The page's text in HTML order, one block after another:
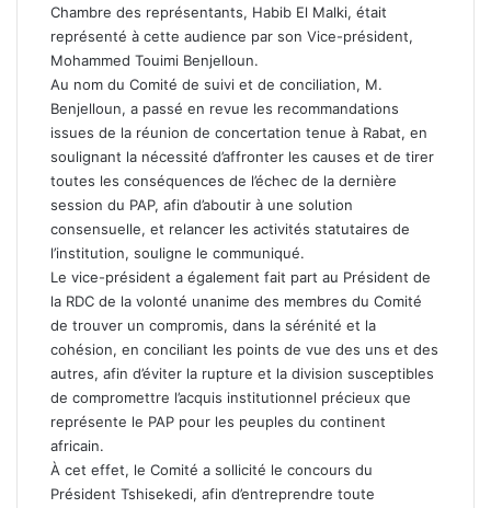
Chambre des représentants, Habib El Malki, était
représenté à cette audience par son Vice-président,
Mohammed Touimi Benjelloun.
Au nom du Comité de suivi et de conciliation, M.
Benjelloun, a passé en revue les recommandations
issues de la réunion de concertation tenue à Rabat, en
soulignant la nécessité d’affronter les causes et de tirer
toutes les conséquences de l’échec de la dernière
session du PAP, afin d’aboutir à une solution
consensuelle, et relancer les activités statutaires de
l’institution, souligne le communiqué.
Le vice-président a également fait part au Président de
la RDC de la volonté unanime des membres du Comité
de trouver un compromis, dans la sérénité et la
cohésion, en conciliant les points de vue des uns et des
autres, afin d’éviter la rupture et la division susceptibles
de compromettre l’acquis institutionnel précieux que
représente le PAP pour les peuples du continent
africain.
À cet effet, le Comité a sollicité le concours du
Président Tshisekedi, afin d’entreprendre toute